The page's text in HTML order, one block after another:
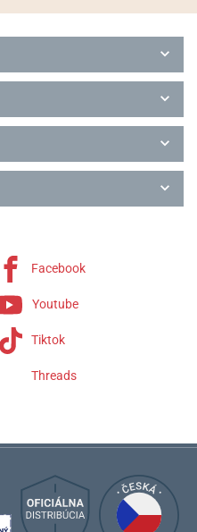
Facebook
Youtube
Tiktok
Threads